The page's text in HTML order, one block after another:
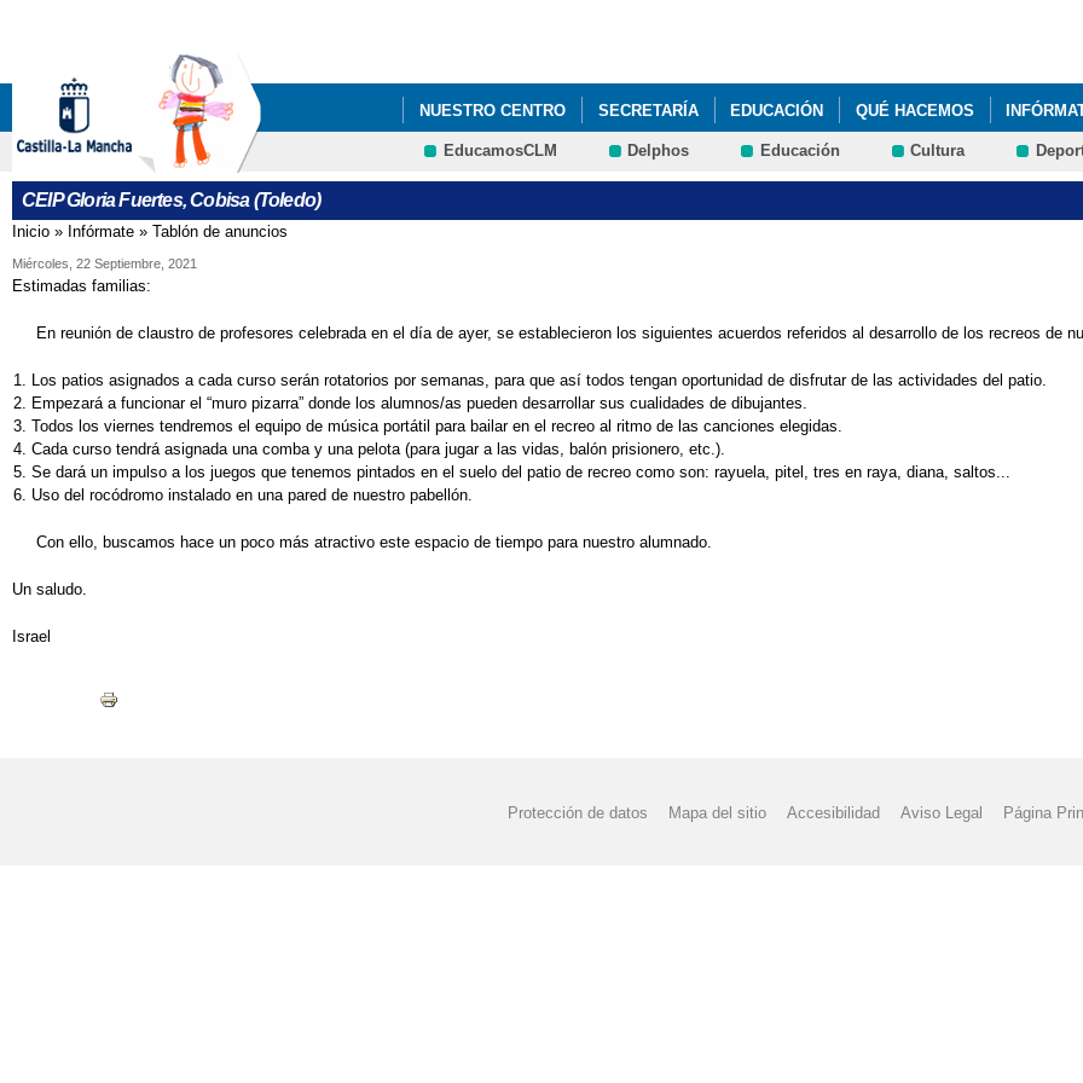
NUESTRO CENTRO SECRETARÍA EDUCACIÓN QUÉ HACEMOS
AYUDAS MATERIALES CURRICULARES 1º Y 2º DE PRIMARIA COBISA DIBUJO
EducamosCLM Delphos Educación Cultura
CEIP Gloria Fuertes, Cobisa (Toledo)
Se encuentra usted aquí
Inicio » Infórmate » Tablón de anuncios
Miércoles, 22 Septiembre, 2021
Estimadas familias:
En reunión de claustro de profesores celebrada en el día de ayer, se establecieron los siguientes acuerdos referidos al desarrollo de los recreos de
Los patios asignados a cada curso serán rotatorios por semanas, para que así todos tengan oportunidad de disfrutar de las actividades del patio.
Empezará a funcionar el “muro pizarra” donde los alumnos/as pueden desarrollar sus cualidades de dibujantes.
Todos los viernes tendremos el equipo de música portátil para bailar en el recreo al ritmo de las canciones elegidas.
Cada curso tendrá asignada una comba y una pelota (para jugar a las vidas, balón prisionero, etc.).
Se dará un impulso a los juegos que tenemos pintados en el suelo del patio de recreo como son: rayuela, pitel, tres en raya, diana, saltos...
Uso del rocódromo instalado en una pared de nuestro pabellón.
Con ello, buscamos hace un poco más atractivo este espacio de tiempo para nuestro alumnado.
Un saludo.
Israel
Protección de datos Mapa del sitio Accesibilidad Aviso Legal Página